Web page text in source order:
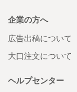
企業の方へ
広告出稿について
大口注文について
ヘルプセンター